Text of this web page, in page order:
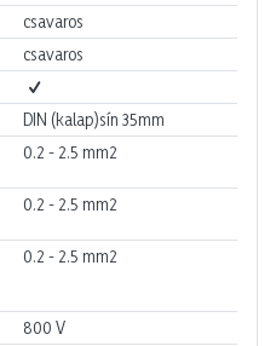
csavaros
csavaros
DIN (kalap)sín 35mm
0.2 - 2.5 mm2
0.2 - 2.5 mm2
0.2 - 2.5 mm2
800 V